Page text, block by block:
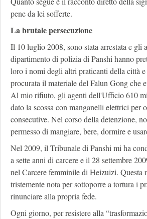
pene da lei sofferte.
La brutale persecuzione
Il 10 luglio 2008, sono stata arrestata e gli
dipartimento di polizia di Panshi hanno
loro i nomi degli altri praticanti della città e
procurata il materiale del Falun Gong che
Al mio rifiuto, gli agenti dell'Ufficio 610
dato la scossa con manganelli elettrici per
consecutive. Nel corso della detenzione,
permesso di mangiare, bere, dormire e
Nel 2009, il Tribunale di Panshi mi ha
a sette anni di carcere e il 28 settembre
nel Carcere femminile di Heizuizi. Questa
tristemente nota per sottoporre a tortura i
rinunciare alla propria fede.
Ogni giorno, per resistere alla